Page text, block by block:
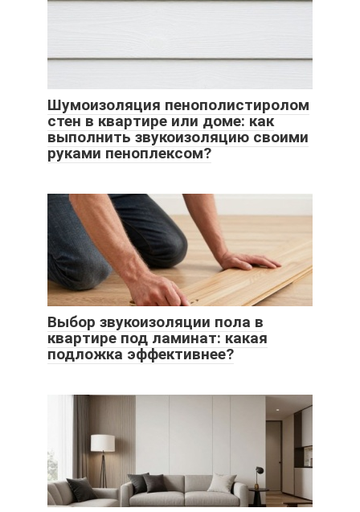
Шумоизоляция пенополистиролом
стен в квартире или доме: как
выполнить звукоизоляцию своими
руками пеноплексом?
Выбор звукоизоляции пола в
квартире под ламинат: какая
подложка эффективнее?